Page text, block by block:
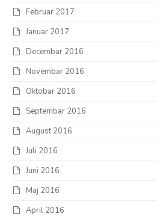
Februar 2017
Januar 2017
Decembar 2016
Novembar 2016
Oktobar 2016
Septembar 2016
August 2016
Juli 2016
Juni 2016
Maj 2016
April 2016